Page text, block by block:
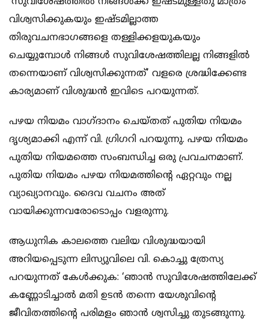
വിശ്വസിക്കുകയും ഇഷ്ടമില്ലാത്ത
തിരുവചനഭാഗങ്ങളെ തള്ളിക്കളയുകയും
ചെയ്യുമ്പോള്‍ നിങ്ങള്‍ സുവിശേഷത്തിലല്ല നിങ്ങളില്‍
തന്നെയാണ് വിശ്വസിക്കുന്നത്’ വളരെ ശ്രദ്ധിക്കേണ്ട
കാര്യമാണ് വിശുദ്ധന്‍ ഇവിടെ പറയുന്നത്.
പഴയ നിയമം വാഗ്ദാനം ചെയ്തത് പുതിയ നിയമം
ദൃശ്യമാക്കി എന്ന് വി. ഗ്രിഗറി പറയുന്നു. പഴയ നിയമം
പുതിയ നിയമത്തെ സംബന്ധിച്ച ഒരു പ്രവചനമാണ്.
പുതിയ നിയമം പഴയ നിയമത്തിന്റെ ഏറ്റവും നല്ല
വ്യാഖ്യാനവും. ദൈവ വചനം അത്
വായിക്കുന്നവരോടൊപ്പം വളരുന്നു.
ആധുനിക കാലത്തെ വലിയ വിശുദ്ധയായി
അറിയപ്പെടുന്ന ലിസ്യുവിലെ വി. കൊച്ചു ത്രേസ്യ
പറയുന്നത് കേള്‍ക്കുക: ‘ഞാന്‍ സുവിശേഷത്തിലേക്ക്
കണ്ണോടിച്ചാല്‍ മതി ഉടന്‍ തന്നെ യേശുവിന്റെ
ജീവിതത്തിന്റെ പരിമളം ഞാന്‍ ശ്വസിച്ചു തുടങ്ങുന്നു.